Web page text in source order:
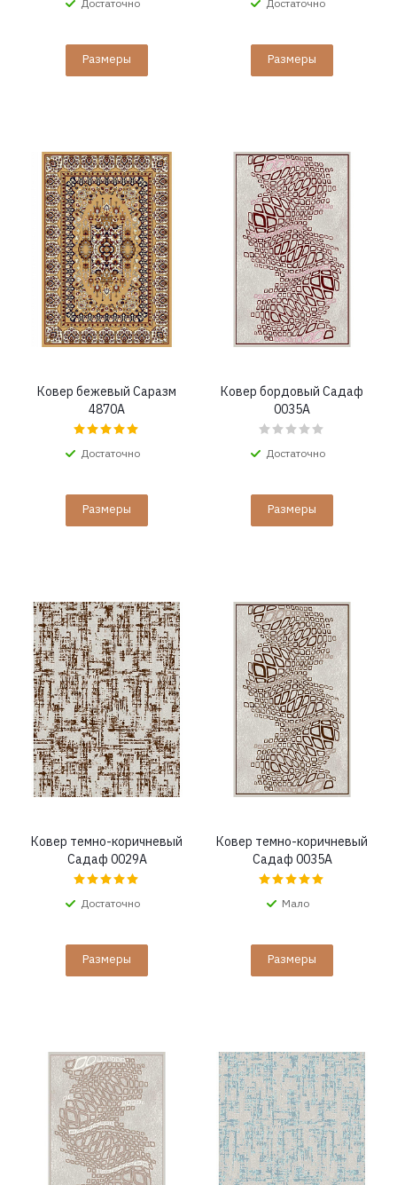
Достаточно
Размеры
Достаточно
Размеры
Ковер бежевый Саразм
4870A
Достаточно
Размеры
Ковер бордовый Садаф
0035A
Достаточно
Размеры
Ковер темно-коричневый
Садаф 0029A
Достаточно
Размеры
Ковер темно-коричневый
Садаф 0035A
Мало
Размеры